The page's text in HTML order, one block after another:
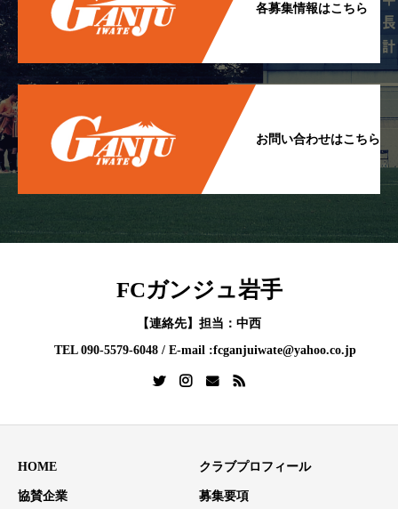
各募集情報はこちら
お問い合わせはこちら
FCガンジュ岩手
【連絡先】担当：中西
TEL 090-5579-6048 / E-mail :fcganjuiwate@yahoo.co.jp
HOME クラブプロフィール
協賛企業 募集要項